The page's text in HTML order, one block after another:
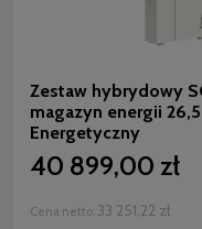
Zestaw hybrydowy
magazyn energii
Energetyczny
40 899,00 zł
Cena netto: 33 251,22 zł